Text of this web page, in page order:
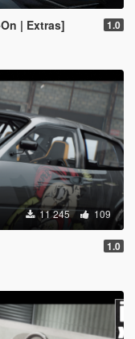
| Extras] 1.0
11 245 109
1.0